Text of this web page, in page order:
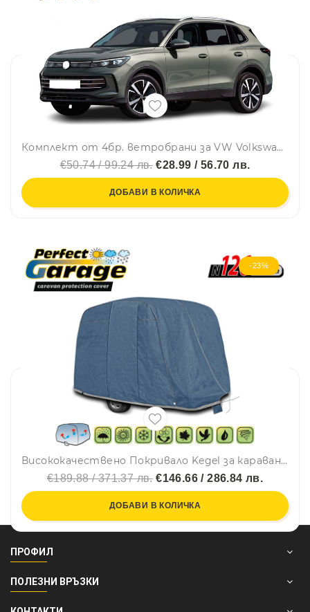
Комплект от 4бр. ветробрани за VW Volkswagen TIGUAN III 2024 - 2026 г.
€50.74 / 99.24 лв.€28.99 / 56.70 лв.
ДОБАВИ В КОЛИЧКА
-23%
Висококачествено Покривало Kegel за каравана син цвят Серия N126
€189.88 / 371.37 лв.€146.66 / 286.84 лв.
ДОБАВИ В КОЛИЧКА
ПРОФИЛ
ПОЛЕЗНИ ВРЪЗКИ